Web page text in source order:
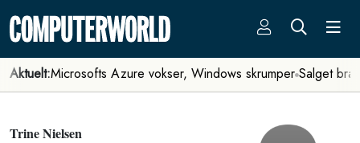
Aktuelt:Microsofts Azure vokser, Windows skrumper Salget
Trine Nielsen